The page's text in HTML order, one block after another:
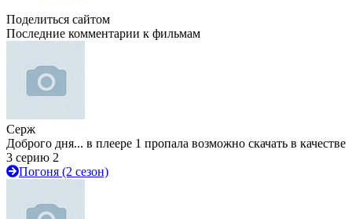
Поделиться сайтом
Последние комментарии к фильмам
Серж
Доброго дня... в плеере 1 пропала возможно скачать в качестве
3 серию 2
Погоня (2 сезон)